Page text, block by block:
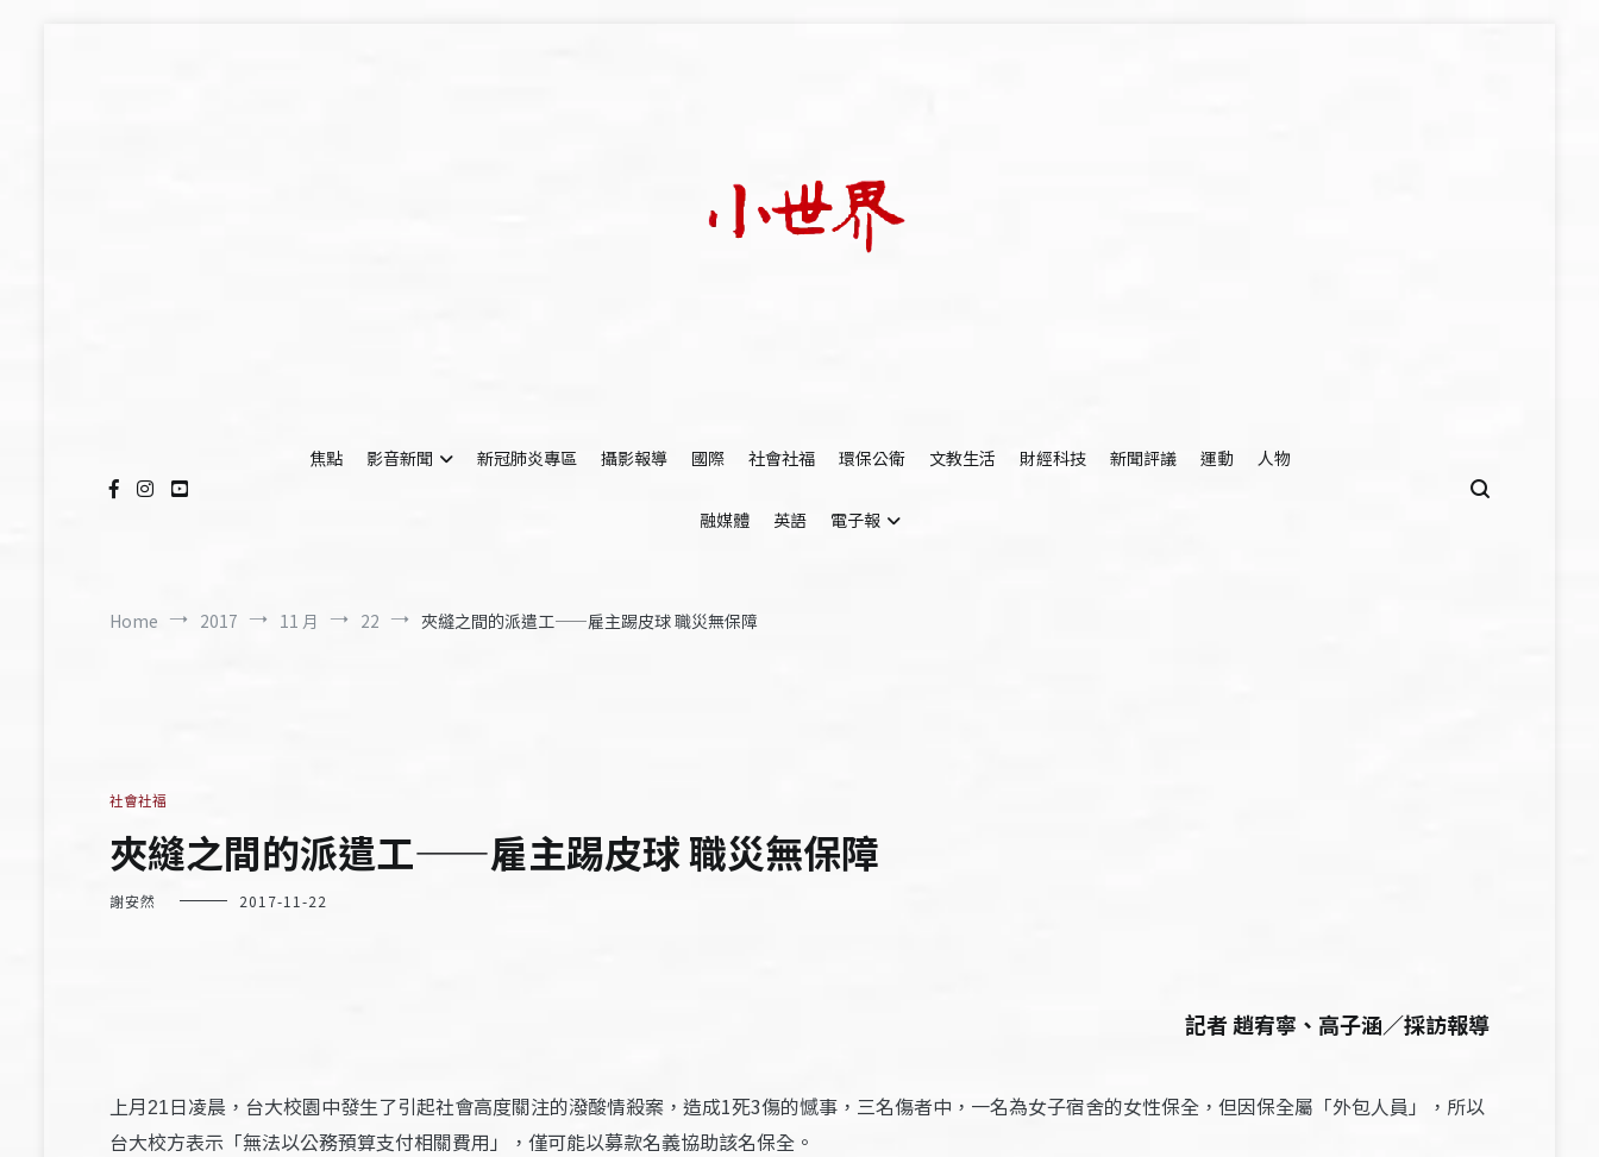
焦點
影音新聞 新冠肺炎專區 攝影報導 國際 社會社福 環保公衛 文教生活 財經科技 新聞評議 運動 人物
融媒體 英語 電子報
Home 2017 11 月 22 夾縫之間的派遣工——雇主踢皮球 職災無保障
社會社福
夾縫之間的派遣工——雇主踢皮球 職災無保障
謝安然 2017-11-22
記者 趙宥寧、高子涵／採訪報導
上月 21日凌晨，台大校園中發生了引起社會高度關注的潑酸情殺案，造成1死3傷的憾事，三名傷者中，一名為女子宿舍的女性保全，但因保全屬「外包人員」，所以
台大校方表示「無法以公務預算支付相關費用」，僅可能以募款名義協助該名保全。